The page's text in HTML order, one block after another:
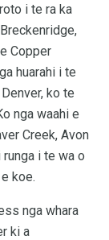
i te ra ka
Copper
huarahi i te
ko te
nga waahi e
Creek, Avon
runga i te wa o
koe.
nga whara
ki a